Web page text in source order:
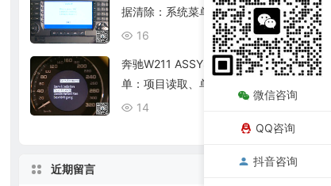
据清除：系统菜单、恢复出
厂与结果确认
08/06
16
奔驰W211 ASSYST保养菜
单：项目读取、单项确认与
复位核查
14
近期留言
微信咨询
QQ咨询
抖音咨询